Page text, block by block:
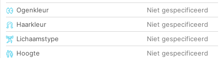
Ogenkleur
Niet gespecificeerd
Haarkleur
Niet gespecificeerd
Lichaamstype
Niet gespecificeerd
Hoogte
Niet gespecificeerd